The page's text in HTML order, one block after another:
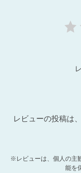
レビューの投稿は
※レビューは、個人の主
能を